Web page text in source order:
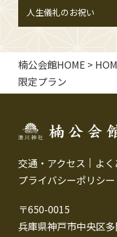
人生儀礼のお祝い
楠公会館HOME >
限定プラン
交通・アクセス よ
プライバシーポリシー
〒650-0015
兵庫県神戸市中央区